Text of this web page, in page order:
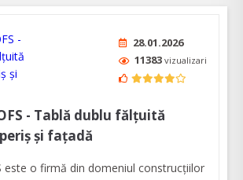
28.01.2026
11383 vizualizari
- Tablă dublu fălțuită
și fațadă
este o firmă din domeniul construcţiilor